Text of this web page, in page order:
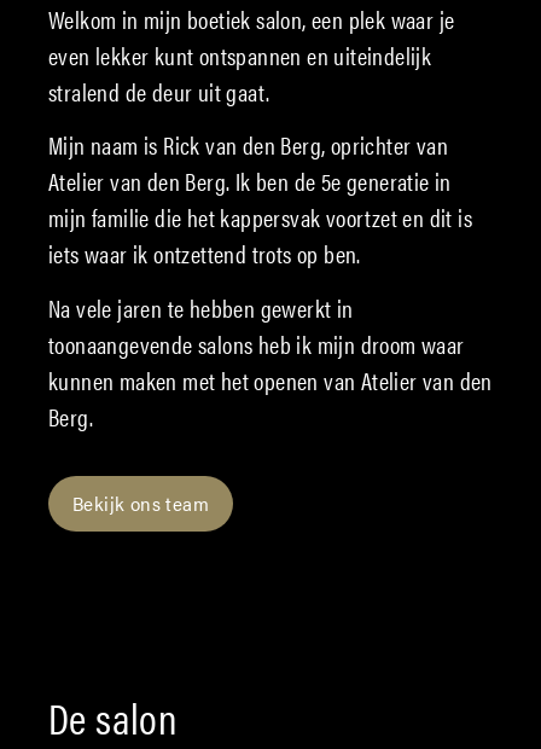
Welkom in mijn boetiek salon, een plek waar je
even lekker kunt ontspannen en uiteindelijk
stralend de deur uit gaat.
Mijn naam is Rick van den Berg, oprichter van
Atelier van den Berg. Ik ben de 5e generatie in
mijn familie die het kappersvak voortzet en dit is
iets waar ik ontzettend trots op ben.
Na vele jaren te hebben gewerkt in
toonaangevende salons heb ik mijn droom waar
kunnen maken met het openen van Atelier van den
Berg.
Bekijk ons team
De salon